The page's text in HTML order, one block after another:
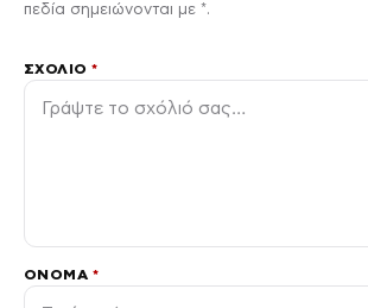
πεδία σημειώνονται με *.
ΣΧΌΛΙΟ*
ΌΝΟΜΑ *